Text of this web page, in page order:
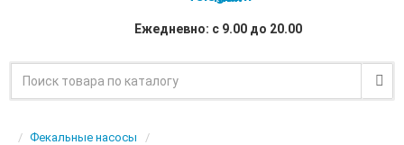
Ежедневно: с 9.00 до 20.00
Фекальные насосы